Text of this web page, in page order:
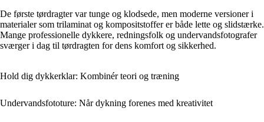
De første tørdragter var tunge og klodsede, men moderne versioner i
materialer som trilaminat og kompositstoffer er både lette og slidstærke.
Mange professionelle dykkere, redningsfolk og undervandsfotografer
sværger i dag til tørdragten for dens komfort og sikkerhed.
Hold dig dykkerklar: Kombinér teori og træning
Undervandsfototure: Når dykning forenes med kreativitet